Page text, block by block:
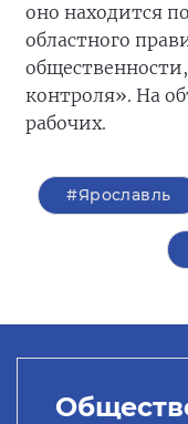
оно находится
областного
контроля». На
рабочих.
#Ярославль